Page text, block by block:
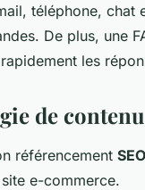
téléphone, chat
De plus, une
les
de
référencement SEO
e-commerce.